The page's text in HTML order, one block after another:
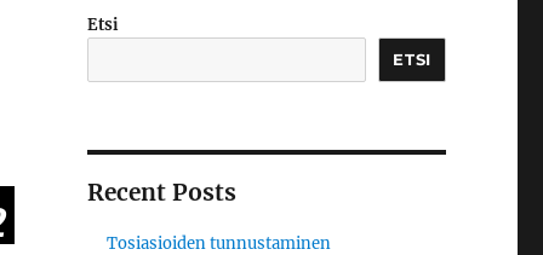
Etsi
ETSI
Recent Posts
Tosiasioiden tunnustaminen